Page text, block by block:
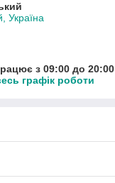
Україна
з 09:00 до 20:00
графік роботи